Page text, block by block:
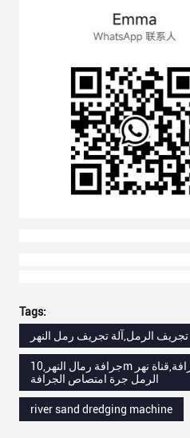
Tags:
الرمل,آلة تجريف رمل النهر
جرافة رمال النهر,10m نهر رمال جير سحب الجرافة,قناة نهر
الرمل جرة امتصاص الجرافة
river sand dredging machine